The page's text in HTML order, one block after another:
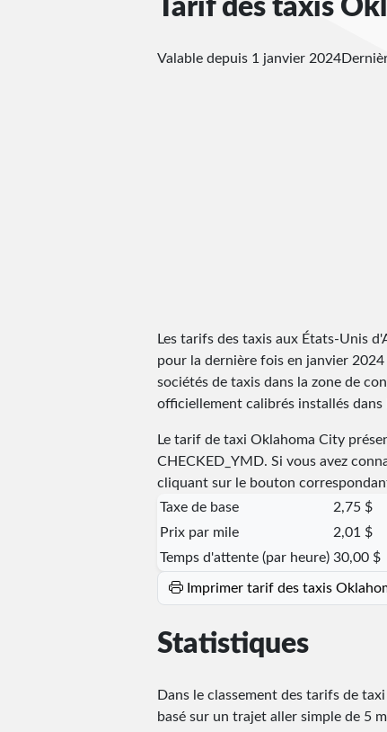
Tarif des taxis
Valable depuis 1 janvier 2024
Les tarifs des taxis aux États-Unis
pour la dernière fois en janvier
sociétés de taxis dans la zone de
officiellement calibrés installés dans
Le tarif de taxi Oklahoma City
CHECKED_YMD. Si vous avez
cliquant sur le bouton
Taxe de base
2,75 $
Prix par mile
2,01 $
Temps d'attente (par heure) 30,00 $
Imprimer tarif des taxis
Statistiques
Dans le classement des tarifs de
basé sur un trajet aller simple de 5